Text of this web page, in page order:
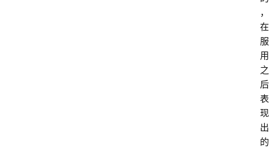
，
在
服
用
之
后
表
现
出
的